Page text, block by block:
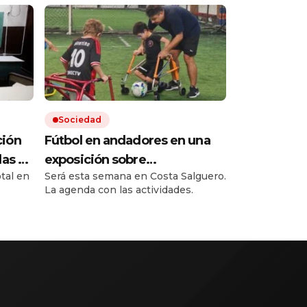
de
en
Sociedad
Fútbol en andadores en una
exposición sobre
rehabilitación y ortopedia con
especialistas de todo el
Será esta semana en Costa Salguero.
La agenda con las actividades.